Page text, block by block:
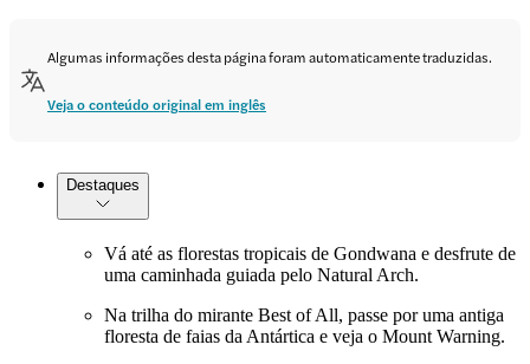
Algumas informações desta página foram automaticamente traduzidas.
Veja o conteúdo original em inglês
Destaques
Vá até as florestas tropicais de Gondwana e desfrute de
uma caminhada guiada pelo Natural Arch.
Na trilha do mirante Best of All, passe por uma antiga
floresta de faias da Antártica e veja o Mount Warning.